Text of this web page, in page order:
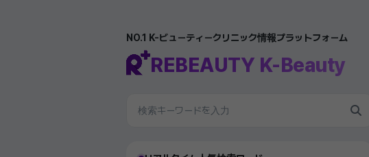
NO.1 K-ビューティークリニック情報プラットフォーム
REBEAUTY K-Beauty